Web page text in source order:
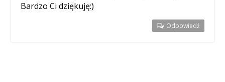
Bardzo Ci dziękuję:)
Odpowiedź